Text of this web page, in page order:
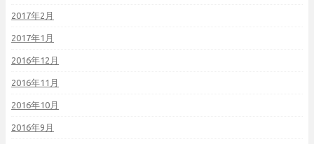
2017年2月
2017年1月
2016年12月
2016年11月
2016年10月
2016年9月